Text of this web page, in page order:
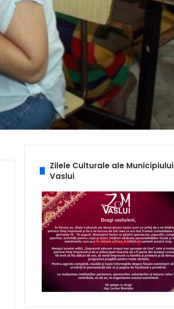
Zilele Culturale ale Municipiului
Vaslui